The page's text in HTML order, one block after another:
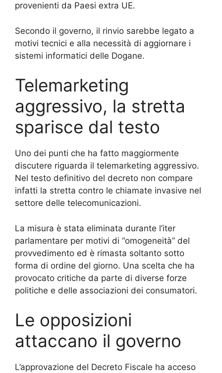
provenienti da Paesi extra UE.
Secondo il governo, il rinvio sarebbe legato a
motivi tecnici e alla necessità di aggiornare i
sistemi informatici delle Dogane.
Telemarketing
aggressivo, la stretta
sparisce dal testo
Uno dei punti che ha fatto maggiormente
discutere riguarda il telemarketing aggressivo.
Nel testo definitivo del decreto non compare
infatti la stretta contro le chiamate invasive nel
settore delle telecomunicazioni.
La misura è stata eliminata durante l’iter
parlamentare per motivi di “omogeneità” del
provvedimento ed è rimasta soltanto sotto
forma di ordine del giorno. Una scelta che ha
provocato critiche da parte di diverse forze
politiche e delle associazioni dei consumatori.
Le opposizioni
attaccano il governo
L’approvazione del Decreto Fiscale ha acceso